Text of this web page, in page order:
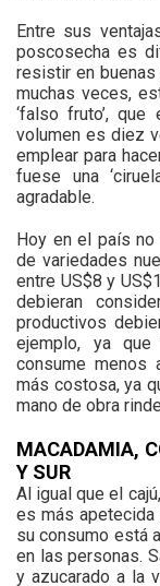
Entre sus
poscosecha es
resistir en buenas
muchas veces,
‘falso fruto’,
volumen es diez
emplear para
fuese una
agradable.
Hoy en el país
de variedades
entre US$8 y
debieran
productivos
ejemplo, ya
consume menos
más costosa, ya
mano de obra
MACADAMIA,
Y SUR
Al igual que el
es más apetecida
su consumo está
en las personas.
y azucarado a la